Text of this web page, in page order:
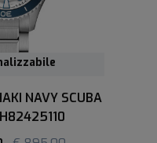
NAVY SCUBA